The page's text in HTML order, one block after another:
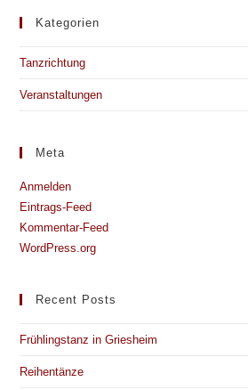
Kategorien
Tanzrichtung
Veranstaltungen
Meta
Anmelden
Eintrags-Feed
Kommentar-Feed
WordPress.org
Recent Posts
Frühlingstanz in Griesheim
Reihentänze